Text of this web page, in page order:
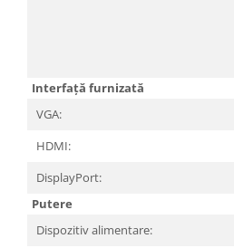
Interfață furnizată
VGA:
HDMI:
DisplayPort:
Putere
Dispozitiv alimentare: